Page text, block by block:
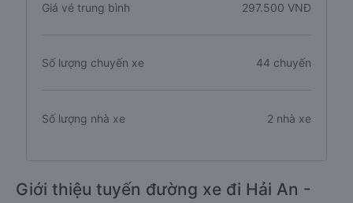
Giá vé trung bình 297.500 VNĐ
Số lượng chuyến xe 44 chuyến
Số lượng nhà xe 2 nhà xe
Giới thiệu tuyến đường xe đi Hải An -